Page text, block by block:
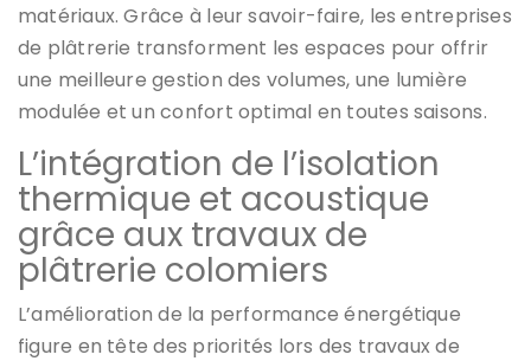
matériaux. Grâce à leur savoir-faire, les entreprises
de plâtrerie transforment les espaces pour offrir
une meilleure gestion des volumes, une lumière
modulée et un confort optimal en toutes saisons.
L’intégration de l’isolation
thermique et acoustique
grâce aux travaux de
plâtrerie colomiers
L’amélioration de la performance énergétique
figure en tête des priorités lors des travaux de